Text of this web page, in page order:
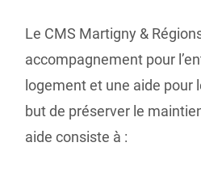
Le CMS Martigny &
accompagnement pour
logement et une aide pour
but de préserver le
aide consiste à :